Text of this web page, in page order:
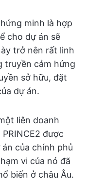
minh là hợp
cho dự án sẽ
trở nên rất linh
truyền cảm hứng
sở hữu, đặt
dự án.
liên doanh
được
của chính phủ
vi của nó đã
biến ở châu Âu.